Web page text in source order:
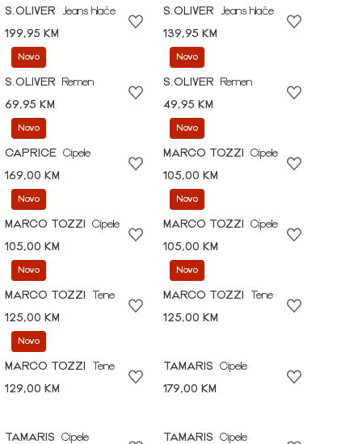
S.OLIVER
Jeans hlače
199,95 KM
S.OLIVER
Jeans hlače
139,95 KM
Novo
S.OLIVER
Remen
69,95 KM
Novo
S.OLIVER
Remen
49,95 KM
Novo
CAPRICE Cipele
169,00 KM
Novo
MARCO TOZZI
Cipele
105,00 KM
Novo
MARCO TOZZI
Cipele
105,00 KM
Novo
MARCO TOZZI
Cipele
105,00 KM
Novo
MARCO TOZZI
Tene
125,00 KM
Novo
MARCO TOZZI
Tene
125,00 KM
Novo
MARCO TOZZI
Tene
129,00 KM
TAMARIS
Cipele
179,00 KM
TAMARIS
Cipele
TAMARIS
Cipele